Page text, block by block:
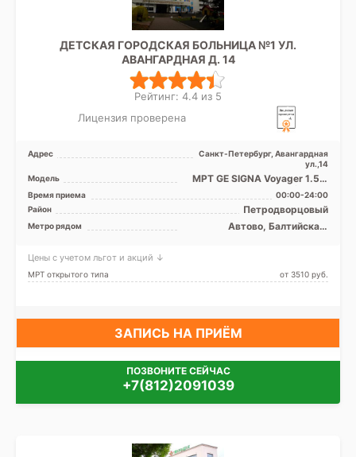
ДЕТСКАЯ ГОРОДСКАЯ БОЛЬНИЦА №1 УЛ.
АВАНГАРДНАЯ Д. 14
Рейтинг: 4.4 из 5
Лицензия проверена
Адрес
Санкт-Петербург, Авангардная
ул.,14
Модель
МРТ GE SIGNA Voyager 1.5 Т
закрытого типа, КТ Siemens
Somatom Difiniti ...
Время приема
00:00-24:00
Район
Петродворцовый
Метро рядом
Автово, Балтийская,
Цены с учетом льгот и акций ↓
МРТ открытого типа от 3510 pуб.
ЗАПИСЬ НА ПРИЁМ
ПОЗВОНИТЕ СЕЙЧАС
+7(812)2091039